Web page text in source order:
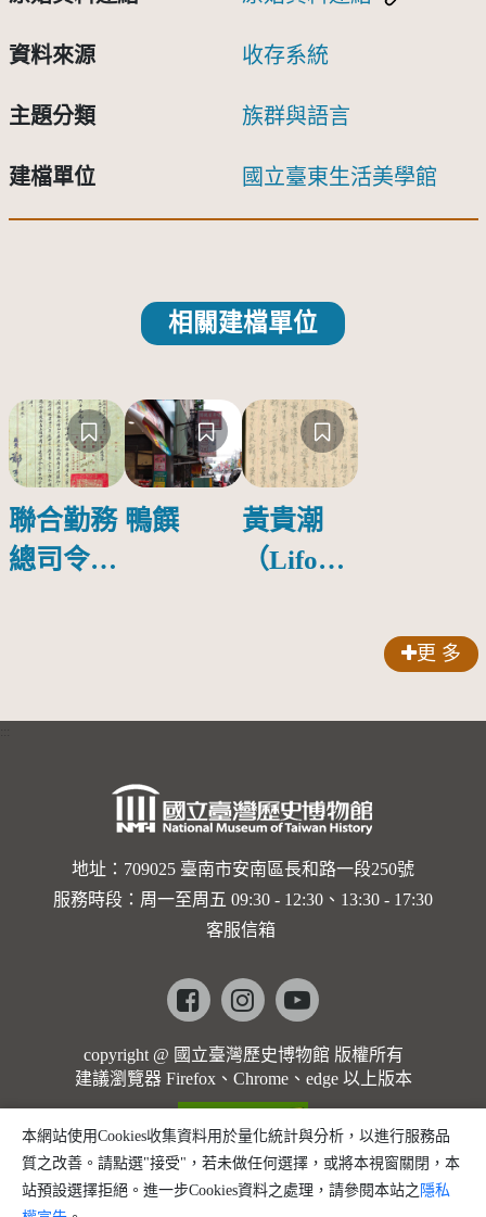
資料來源 收存系統
主題分類 族群與語言
建檔單位 國立臺東生活美學館
相關建檔單位
聯合勤務
總司令部
鴨饌
黃貴潮
（Lifok
十一年二
／星期
三）之一
更 多
地址：709025 臺南市安南區長和路一段250號
服務時段：周一至周五 09:30 - 12:30、13:30 - 17:30
客服信箱
Facebookinstagramyoutube
copyright @ 國立臺灣歷史博物館 版權所有
建議瀏覽器 Firefox、Chrome、edge 以上版本
本網站使用Cookies收集資料用於量化統計與分析，以進行服務品
質之改善。請點選"接受"，若未做任何選擇，或將本視窗關閉，本
站預設選擇拒絕。進一步Cookies資料之處理，請參閱本站之 隱私